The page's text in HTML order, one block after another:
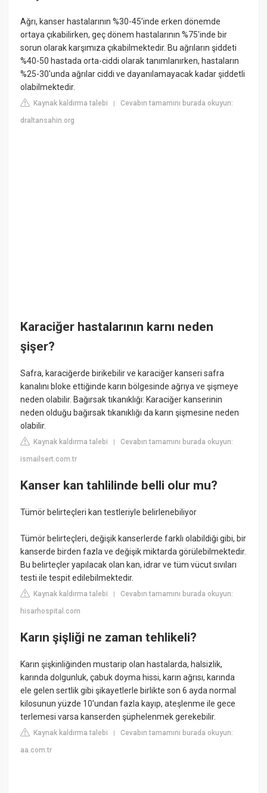
Ağrı, kanser hastalarının %30-45'inde erken dönemde
ortaya çıkabilirken, geç dönem hastalarının %75'inde bir
sorun olarak karşımıza çıkabilmektedir. Bu ağrıların şiddeti
%40-50 hastada orta-ciddi olarak tanımlanırken, hastaların
%25-30'unda ağrılar ciddi ve dayanılamayacak kadar şiddetli
olabilmektedir.
Kaynak kaldırma talebi |Cevabın tamamını burada okuyun:
draltansahin.org
Karaciğer hastalarının karnı neden
şişer?
Safra, karaciğerde birikebilir ve karaciğer kanseri safra
kanalını bloke ettiğinde karın bölgesinde ağrıya ve şişmeye
neden olabilir. Bağırsak tıkanıklığı: Karaciğer kanserinin
neden olduğu bağırsak tıkanıklığı da karın şişmesine neden
olabilir.
Kaynak kaldırma talebi |Cevabın tamamını burada okuyun:
ismailsert.com.tr
Kanser kan tahlilinde belli olur mu?
Tümör belirteçleri kan testleriyle belirlenebiliyor
Tümör belirteçleri, değişik kanserlerde farklı olabildiği gibi, bir
kanserde birden fazla ve değişik miktarda görülebilmektedir.
Bu belirteçler yapılacak olan kan, idrar ve tüm vücut sıvıları
testi ile tespit edilebilmektedir.
Kaynak kaldırma talebi |Cevabın tamamını burada okuyun:
hisarhospital.com
Karın şişliği ne zaman tehlikeli?
Karın şişkinliğinden mustarip olan hastalarda, halsizlik,
karında dolgunluk, çabuk doyma hissi, karın ağrısı, karında
ele gelen sertlik gibi şikayetlerle birlikte son 6 ayda normal
kilosunun yüzde 10'undan fazla kayıp, ateşlenme ile gece
terlemesi varsa kanserden şüphelenmek gerekebilir.
Kaynak kaldırma talebi |Cevabın tamamını burada okuyun:
aa.com.tr